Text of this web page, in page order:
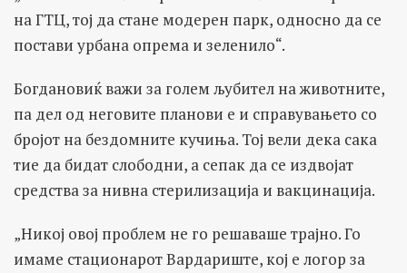
на ГТЦ, тој да стане модерен парк, односно да се
постави урбана опрема и зеленило“.
Богдановиќ важи за голем љубител на животните,
па дел од неговите планови е и справувањето со
бројот на бездомните кучиња. Тој вели дека сака
тие да бидат слободни, а сепак да се издвојат
средства за нивна стерилизација и вакцинација.
„Никој овој проблем не го решаваше трајно. Го
имаме стационарот Вардариште, кој е логор за